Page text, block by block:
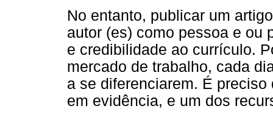
No entanto, publicar um
autor (es) como pessoa e ou
e credibilidade ao currículo.
mercado de trabalho, cada
a se diferenciarem. É
em evidência, e um dos